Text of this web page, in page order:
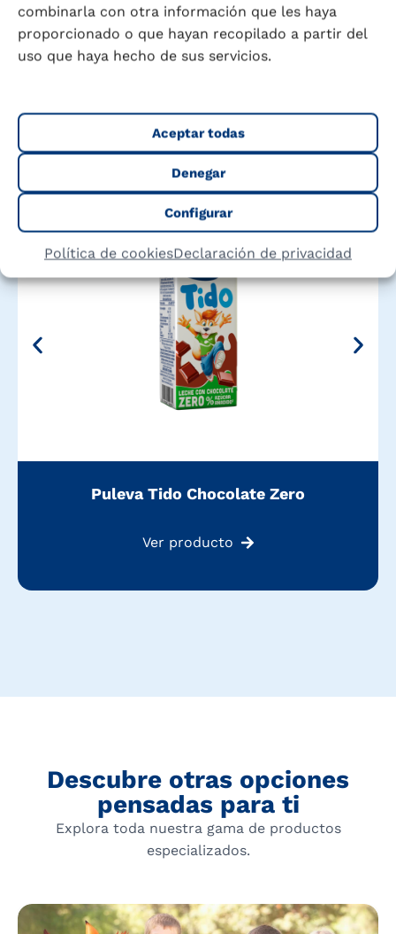
combinarla con otra información que les haya
proporcionado o que hayan recopilado a partir del
uso que haya hecho de sus servicios.
Aceptar todas
Denegar
Configurar
Política de cookiesDeclaración de privacidad
producto perfecto para cada momento de tu
vida y la de tu familia
Puleva Tido Chocolate Zero
Ver producto
Descubre otras opciones
pensadas para ti
Explora toda nuestra gama de productos
especializados.